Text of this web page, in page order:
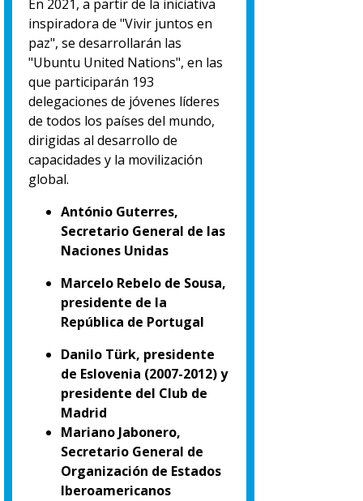
En 2021, a partir de la iniciativa
inspiradora de "Vivir juntos en
paz", se desarrollarán las
"Ubuntu United Nations", en las
que participarán 193
delegaciones de jóvenes líderes
de todos los países del mundo,
dirigidas al desarrollo de
capacidades y la movilización
global.
António Guterres,
Secretario General de las
Naciones Unidas
Marcelo Rebelo de Sousa,
presidente de la
República de Portugal
Danilo Türk, presidente
de Eslovenia (2007-2012) y
presidente del Club de
Madrid
Mariano Jabonero,
Secretario General de
Organización de Estados
Iberoamericanos